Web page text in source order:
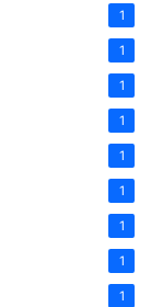
1
1
1
1
1
1
1
1
1